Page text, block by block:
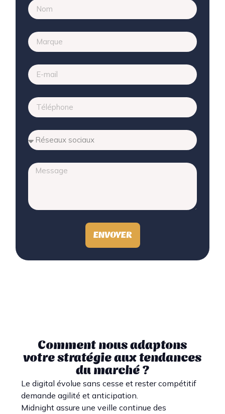
ENVOYER
Comment nous adaptons
votre stratégie aux tendances
du marché ?
Le digital évolue sans cesse et rester compétitif
demande agilité et anticipation.
Midnight assure une veille continue des